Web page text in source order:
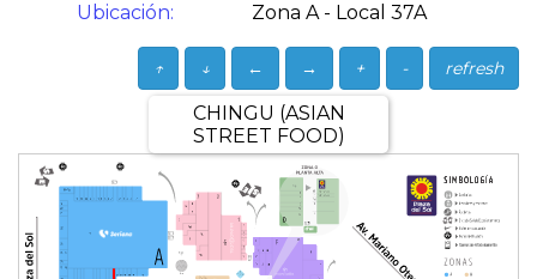
Ubicación:
Zona A - Local 37A
refresh
-
+
→
←
↓
↑
CHINGU (ASIAN
STREET FOOD)